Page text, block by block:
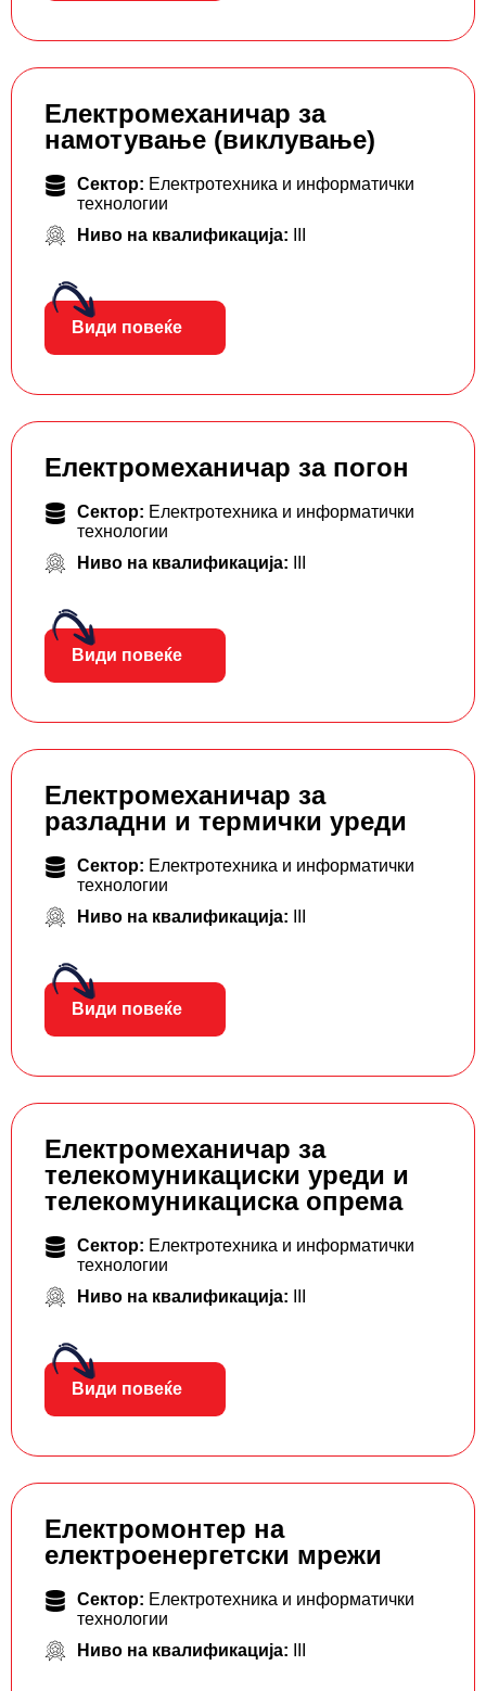
Електромеханичар за
намотување (виклување)
Сектор: Електротехника и информатички
технологии
Ниво на квалификација:
Види повеќе
Електромеханичар за погон
Сектор: Електротехника и информатички
технологии
Ниво на квалификација:
Види повеќе
Електромеханичар за
разладни и термички уреди
Сектор: Електротехника и информатички
технологии
Ниво на квалификација:
Види повеќе
Електромеханичар за
телекомуникациски уреди и
телекомуникациска опрема
Сектор: Електротехника и информатички
технологии
Ниво на квалификација:
Види повеќе
Електромонтер на
електроенергетски мрежи
Сектор: Електротехника и информатички
технологии
Ниво на квалификација: